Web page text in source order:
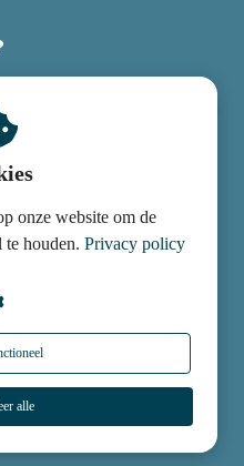
- 2024 Ontwerp door Studio
bijna met
vakantie
aug is Gezinscoach
per mail en app. Deze
Wij genieten dan
onze vakantie.
contact op
onze website om de
te houden. Privacy policy
alle